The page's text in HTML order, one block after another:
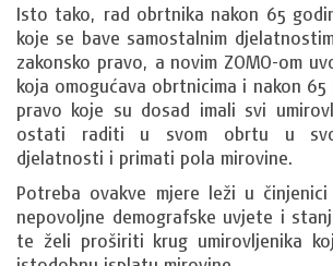
Isto tako, rad obrtnika nakon 65
koje se bave samostalnim
zakonsko pravo, a novim ZOMO-om
koja omogućava obrtnicima i nakon
pravo koje su dosad imali svi
ostati raditi u svom obrtu u
djelatnosti i primati pola mirovine.
Potreba ovakve mjere leži u
nepovoljne demografske uvjete i
te želi proširiti krug umirovljenika